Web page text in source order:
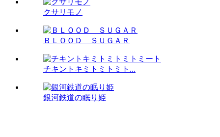
クサリモノ
ＢＬＯＯＤ ＳＵＧＡＲ
チキントキミトミトミト...
銀河鉄道の眠り姫